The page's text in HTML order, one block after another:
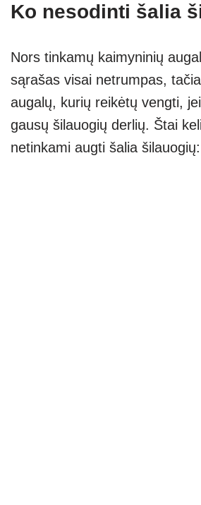
Ko nesodinti šalia
Nors tinkamų kaimyninių
sąrašas visai netrumpas,
augalų, kurių reikėtų vengti,
gausų šilauogių derlių. Štai
netinkami augti šalia šilauogių: